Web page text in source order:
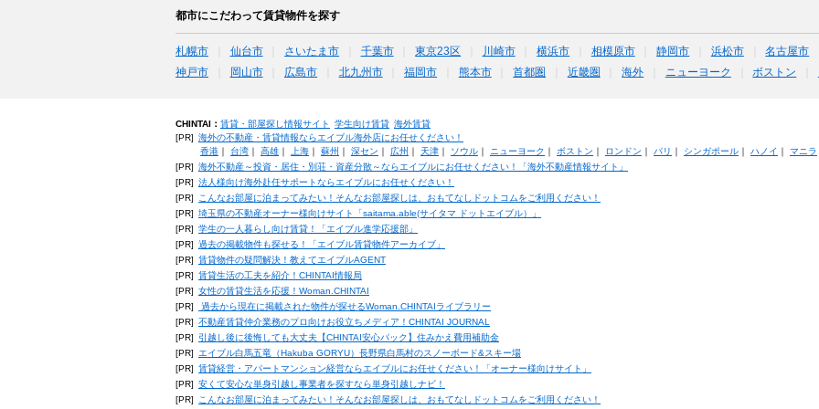
都市にこだわって賃貸物件を探す
札幌市 仙台市 さいたま市 千葉市 東京23区 川崎市 横浜市 相模原市 静岡市 浜松市 名古屋市
神戸市
岡山市 広島市 北九州市 福岡市 熊本市 首都圏 近畿圏 海外 ニューヨーク ボストン
CHINTAI： 賃貸・部屋探し情報サイト 学生向け賃貸 海外賃貸
[PR] 海外の不動産・賃貸情報ならエイブル海外店にお任せください！
香港｜ 台湾｜ 高雄｜ 上海｜ 蘇州 ｜ 深セン ｜ 広州 ｜ 天津｜ ソウル｜ ニューヨーク ｜ ボストン ｜ ロンドン ｜ パリ ｜ シンガポール｜ ハノイ ｜ マニラ
[PR] 海外不動産～投資・居住・別荘・資産分散～ならエイブルにお任せください！「海外不動産情報サイト」
[PR] 法人様向け海外赴任サポートならエイブルにお任せください！
[PR]
こんなお部屋に泊まってみたい！そんなお部屋探しは、おもてなしドットコムをご利用ください！
[PR] 埼玉県の不動産オーナー様向けサイト「saitama.able(サイタマ ドットエイブル）」
[PR] 学生の一人暮らし向け賃貸！「エイブル進学応援部」
[PR] 過去の掲載物件も探せる！「エイブル賃貸物件アーカイブ」
[PR] 賃貸物件の疑問解決！教えてエイブルAGENT
[PR] 賃貸生活の工夫を紹介！CHINTAI情報局
[PR] 女性の賃貸生活を応援！Woman.CHINTAI
[PR]
過去から現在に掲載された物件が探せるWoman.CHINTAIライブラリー
[PR] 不動産賃貸仲介業務のプロ向けお役立ちメディア！CHINTAI JOURNAL
[PR]
引越し後に後悔しても大丈夫【CHINTAI安心パック】住みかえ費用補助金
[PR]
エイブル白馬五竜（Hakuba GORYU）長野県白馬村のスノーボード&スキー場
[PR] 賃貸経営・アパートマンション経営ならエイブルにお任せください！「オーナー様向けサイト」
[PR] 安くて安心な単身引越し事業者を探すなら単身引越しナビ！
[PR]
こんなお部屋に泊まってみたい！そんなお部屋探しは、おもてなしドットコムをご利用ください！